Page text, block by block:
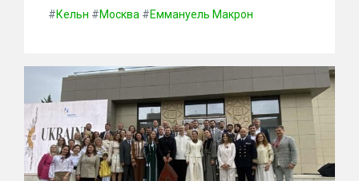
#Кельн #Москва #Еммануель Макрон